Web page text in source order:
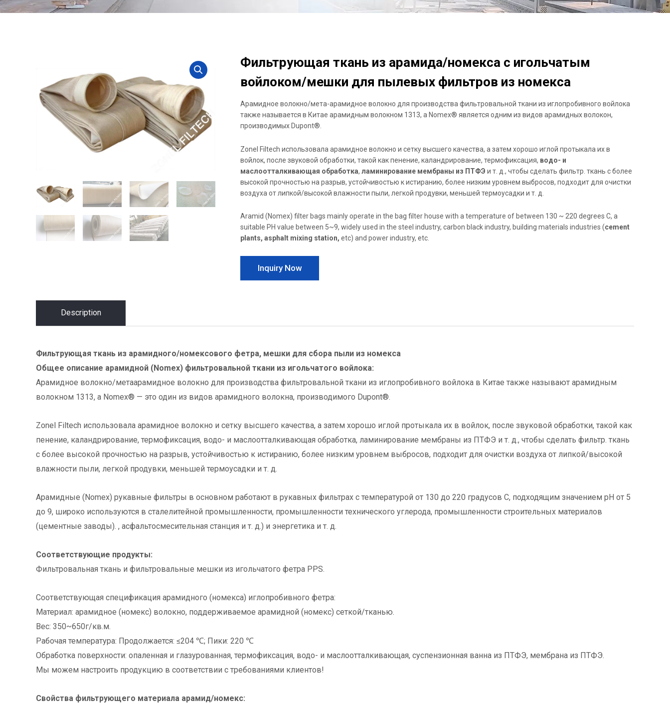
Фильтрующая ткань из арамида/номекса с игольчатым
войлоком/мешки для пылевых фильтров из номекса
Арамидное волокно/мета-арамидное волокно для производства фильтровальной ткани из иглопробивного войлока
также называется в Китае арамидным волокном 1313, а Nomex® является одним из видов арамидных волокон,
производимых Dupont®.
Zonel Filtech использовала арамидное волокно и сетку высшего качества, а затем хорошо иглой протыкала их в
войлок, после звуковой обработки, такой как пенение, каландрирование, термофиксация, водо- и
маслоотталкивающая обработка, ламинирование мембраны из ПТФЭ и т. д., чтобы сделать фильтр. ткань с более
высокой прочностью на разрыв, устойчивостью к истиранию, более низким уровнем выбросов, подходит для очистки
воздуха от липкой/высокой влажности пыли, легкой продувки, меньшей термоусадки и т. д.
Aramid (Nomex) filter bags mainly operate in the bag filter house with a temperature of between 130 ~ 220 degrees C, a
suitable PH value between 5~9, widely used in the steel industry, carbon black industry, building materials industries (cement
plants, asphalt mixing station, etc) and power industry, etc.
Inquiry Now
Description
Фильтрующая ткань из арамидного/номексового фетра, мешки для сбора пыли из номекса
Общее описание арамидной (Nomex) фильтровальной ткани из игольчатого войлока:
Арамидное волокно/метаарамидное волокно для производства фильтровальной ткани из иглопробивного войлока в Китае также называют арамидным
волокном 1313, а Nomex® — это один из видов арамидного волокна, производимого Dupont®.
Zonel Filtech использовала арамидное волокно и сетку высшего качества, а затем хорошо иглой протыкала их в войлок, после звуковой обработки, такой как
пенение, каландрирование, термофиксация, водо- и маслоотталкивающая обработка, ламинирование мембраны из ПТФЭ и т. д., чтобы сделать фильтр. ткань
с более высокой прочностью на разрыв, устойчивостью к истиранию, более низким уровнем выбросов, подходит для очистки воздуха от липкой/высокой
влажности пыли, легкой продувки, меньшей термоусадки и т. д.
Арамидные (Nomex) рукавные фильтры в основном работают в рукавных фильтрах с температурой от 130 до 220 градусов C, подходящим значением pH от 5
до 9, широко используются в сталелитейной промышленности, промышленности технического углерода, промышленности строительных материалов
(цементные заводы). , асфальтосмесительная станция и т. д.) и энергетика и т. д.
Соответствующие продукты:
Фильтровальная ткань и фильтровальные мешки из игольчатого фетра PPS.
Соответствующая спецификация арамидного (номекса) иглопробивного фетра:
Материал: арамидное (номекс) волокно, поддерживаемое арамидной (номекс) сеткой/тканью.
Вес: 350~650г/кв.м.
Рабочая температура: Продолжается: ≤204 ℃; Пики: 220 ℃
Обработка поверхности: опаленная и глазурованная, термофиксация, водо- и маслоотталкивающая, суспензионная ванна из ПТФЭ, мембрана из ПТФЭ.
Мы можем настроить продукцию в соответствии с требованиями клиентов!
Свойства фильтрующего материала арамид/номекс: